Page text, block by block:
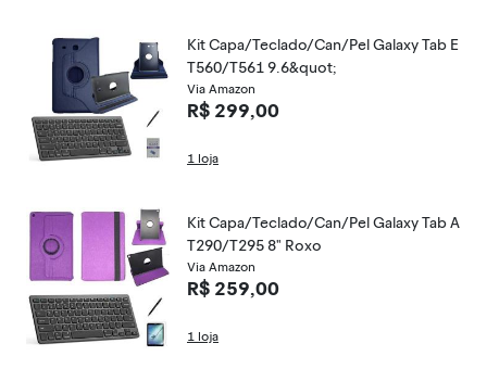
Kit Capa/Teclado/Can/Pel Galaxy Tab E
T560/T561 9.6&quot;
Via Amazon
R$ 299,00
1 loja
Kit Capa/Teclado/Can/Pel Galaxy Tab A
T290/T295 8" Roxo
Via Amazon
R$ 259,00
1 loja